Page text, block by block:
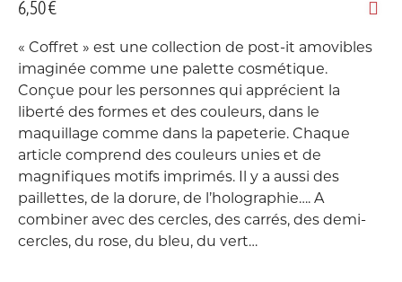
6,50€
« Coffret » est une collection de post-it amovibles
imaginée comme une palette cosmétique.
Conçue pour les personnes qui apprécient la
liberté des formes et des couleurs, dans le
maquillage comme dans la papeterie. Chaque
article comprend des couleurs unies et de
magnifiques motifs imprimés. Il y a aussi des
paillettes, de la dorure, de l’holographie…. A
combiner avec des cercles, des carrés, des demi-
cercles, du rose, du bleu, du vert…